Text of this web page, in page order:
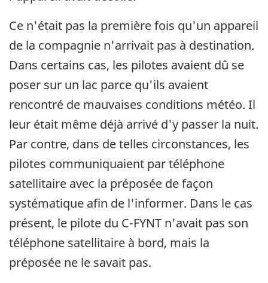
Ce n'était pas la première fois qu'un appareil
de la compagnie n'arrivait pas à destination.
Dans certains cas, les pilotes avaient dû se
poser sur un lac parce qu'ils avaient
rencontré de mauvaises conditions météo. Il
leur était même déjà arrivé d'y passer la nuit.
Par contre, dans de telles circonstances, les
pilotes communiquaient par téléphone
satellitaire avec la préposée de façon
systématique afin de l'informer. Dans le cas
présent, le pilote du C-FYNT n'avait pas son
téléphone satellitaire à bord, mais la
préposée ne le savait pas.